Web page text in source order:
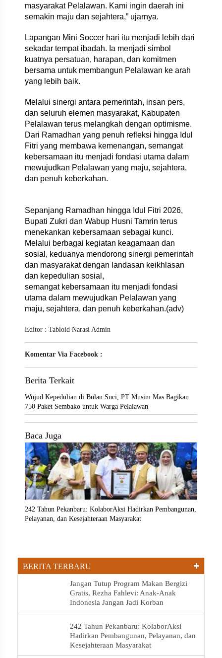
masyarakat Pelalawan. Kami ingin daerah ini
semakin maju dan sejahtera,” ujarnya.
Lapangan Mini Soccer hari itu menjadi lebih dari
sekadar tempat ibadah. Ia menjadi simbol
kuatnya persatuan, harapan, dan komitmen
bersama untuk membangun Pelalawan ke arah
yang lebih baik.
Melalui sinergi antara pemerintah, insan pers,
dan seluruh elemen masyarakat, Kabupaten
Pelalawan terus melangkah dengan optimisme.
Dari Ramadhan yang penuh refleksi hingga Idul
Fitri yang membawa kemenangan, semangat
kebersamaan itu menjadi fondasi utama dalam
mewujudkan Pelalawan yang maju, sejahtera,
dan penuh keberkahan.
Sepanjang Ramadhan hingga Idul Fitri 2026,
Bupati Zukri dan Wabup Husni Tamrin terus
menekankan kebersamaan sebagai kunci.
Melalui berbagai kegiatan keagamaan dan
sosial, keduanya mendorong sinergi pemerintah
dan masyarakat dengan landasan keikhlasan
dan kepedulian sosial,
semangat kebersamaan itu menjadi fondasi
utama dalam mewujudkan Pelalawan yang
maju, sejahtera, dan penuh keberkahan.(adv)
Editor : Tabloid Narasi Admin
Komentar Via Facebook :
Berita Terkait
Wujud Kepedulian di Bulan Suci, PT Musim Mas Bagikan
750 Paket Sembako untuk Warga Pelalawan
Baca Juga
242 Tahun Pekanbaru: KolaborAksi Hadirkan Pembangunan,
Pelayanan, dan Kesejahteraan Masyarakat
BERITA TERBARU
Jangan Tutup Program Makan Bergizi
Gratis, Rezha Fahlevi: Anak-Anak
Indonesia Jangan Jadi Korban
242 Tahun Pekanbaru: KolaborAksi
Hadirkan Pembangunan, Pelayanan, dan
Kesejahteraan Masyarakat